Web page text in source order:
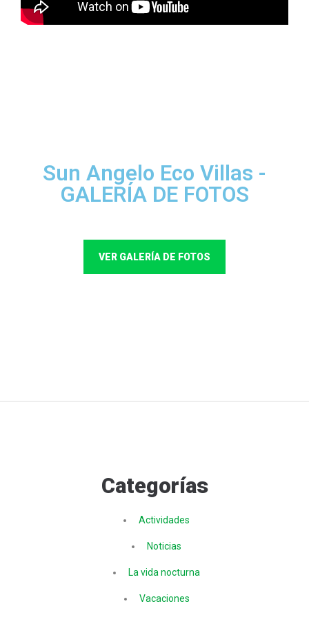
Sun Angelo Eco Villas -
GALERÍA DE FOTOS
VER GALERÍA DE FOTOS
Categorías
Actividades
Noticias
La vida nocturna
Vacaciones